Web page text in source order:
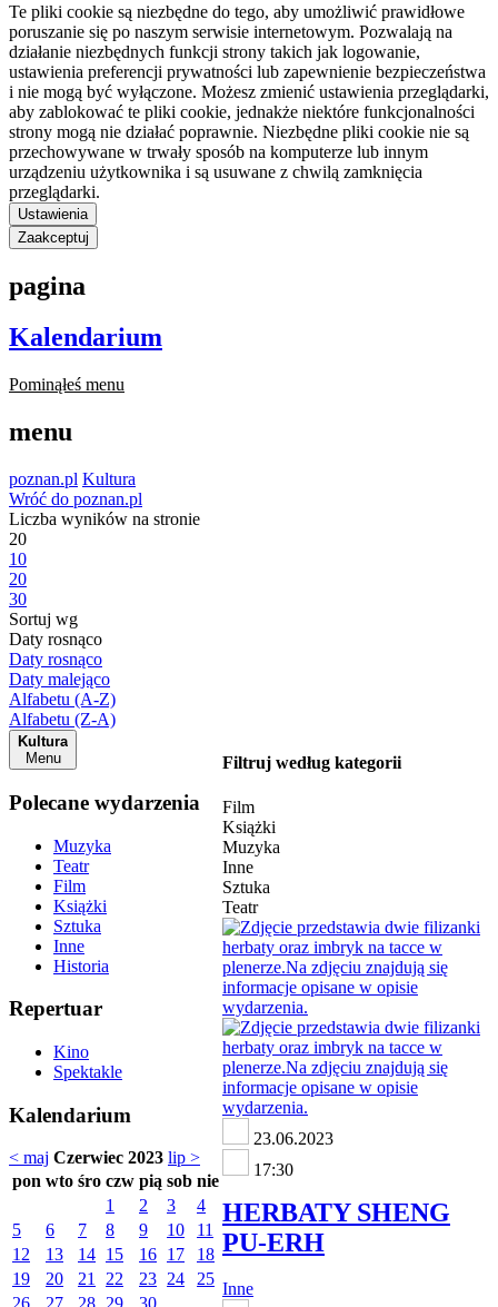
Te pliki cookie są niezbędne do tego, aby umożliwić prawidłowe
poruszanie się po naszym serwisie internetowym. Pozwalają na
działanie niezbędnych funkcji strony takich jak logowanie,
ustawienia preferencji prywatności lub zapewnienie bezpieczeństwa
i nie mogą być wyłączone. Możesz zmienić ustawienia przeglądarki,
aby zablokować te pliki cookie, jednakże niektóre funkcjonalności
strony mogą nie działać poprawnie. Niezbędne pliki cookie nie są
przechowywane w trwały sposób na komputerze lub innym
urządzeniu użytkownika i są usuwane z chwilą zamknięcia
przeglądarki.
Ustawienia
Zaakceptuj
pagina
Kalendarium
Pominąłeś menu
menu
poznan.pl Kultura
Wróć do poznan.pl
Liczba wyników na stronie
20
10
20
30
Sortuj wg
Daty rosnąco
Daty rosnąco
Daty malejąco
Alfabetu (A-Z)
Alfabetu (Z-A)
Kultura
Menu
Polecane wydarzenia
Muzyka
Teatr
Film
Książki
Sztuka
Inne
Historia
Repertuar
Kino
Spektakle
Kalendarium
< maj Czerwiec 2023 lip >
pon wto śro czw pią sob nie
1
2 3
4
5
6 7 8 9 10
11
12
13 14 15 16 17
18
19
20 21 22 23 24
25
Filtruj według kategorii
Film
Książki
Muzyka
Inne
Sztuka
Teatr
23.06.2023
17:30
HERBATY SHENG
PU-ERH
Inne